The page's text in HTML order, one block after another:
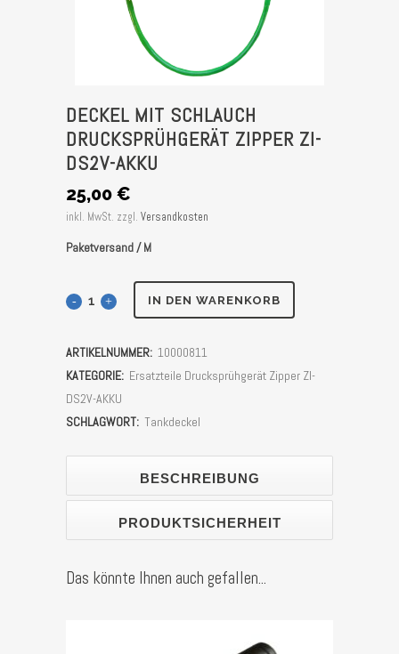
DECKEL MIT SCHLAUCH
DRUCKSPRÜHGERÄT ZIPPER ZI-
DS2V-AKKU
25,00 €
inkl. MwSt. zzgl. Versandkosten
Paketversand / M
Deckel
Drucksprühgerät
Zipper
DS2V-
IN DEN WARENKORB
ARTIKELNUMMER: 10000811
KATEGORIE: Ersatzteile Drucksprühgerät Zipper ZI-
DS2V-AKKU
SCHLAGWORT: Tankdeckel
BESCHREIBUNG
PRODUKTSICHERHEIT
Das könnte Ihnen auch gefallen...